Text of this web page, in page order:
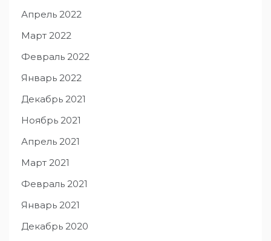
Апрель 2022
Март 2022
Февраль 2022
Январь 2022
Декабрь 2021
Ноябрь 2021
Апрель 2021
Март 2021
Февраль 2021
Январь 2021
Декабрь 2020